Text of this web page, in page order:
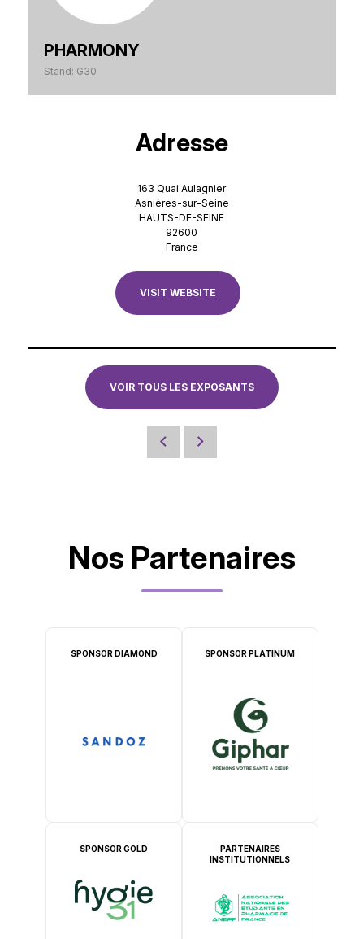
PHARMONY
Stand: G30
Adresse
163 Quai Aulagnier
Asnières-sur-Seine
HAUTS-DE-SEINE
92600
France
VISIT WEBSITE
VOIR TOUS LES EXPOSANTS
Nos Partenaires
SPONSOR DIAMOND SPONSOR PLATINUM
SPONSOR GOLD
PARTENAIRES
INSTITUTIONNELS